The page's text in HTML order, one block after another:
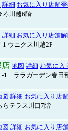
詳細 お気に入り店舗
ろ川越6階
詳細 お気に入り店舗
1 ウニクス川越2F
店 地図 詳細 お気に入
1 ララガーデン春日
図 詳細 お気に入り店
らテラス川口7階
図 詳細 お気に入り店